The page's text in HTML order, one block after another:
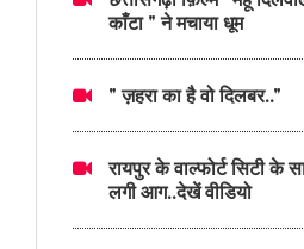
काँटा " ने मचाया धूम
" ज़हरा का है वो दिलबर.."
रायपुर के वाल्फोर्ट सिटी के
लगी आग..देखें वीडियो